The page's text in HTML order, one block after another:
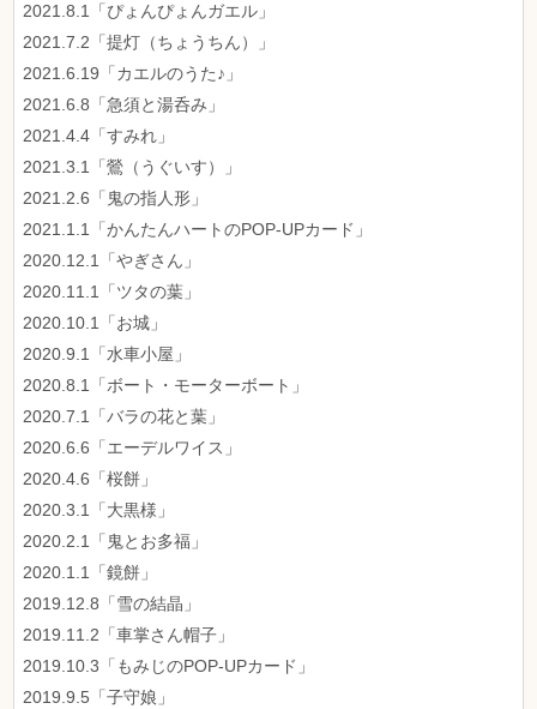
2021.8.1「ぴょんぴょんガエル」
2021.7.2「提灯（ちょうちん）」
2021.6.19「カエルのうた♪」
2021.6.8「急須と湯呑み」
2021.4.4「すみれ」
2021.3.1「鶯（うぐいす）」
2021.2.6「鬼の指人形」
2021.1.1「かんたんハートのPOP-UPカード」
2020.12.1「やぎさん」
2020.11.1「ツタの葉」
2020.10.1「お城」
2020.9.1「水車小屋」
2020.8.1「ボート・モーターボート」
2020.7.1「バラの花と葉」
2020.6.6「エーデルワイス」
2020.4.6「桜餅」
2020.3.1「大黒様」
2020.2.1「鬼とお多福」
2020.1.1「鏡餅」
2019.12.8「雪の結晶」
2019.11.2「車掌さん帽子」
2019.10.3「もみじのPOP-UPカード」
2019.9.5「子守娘」